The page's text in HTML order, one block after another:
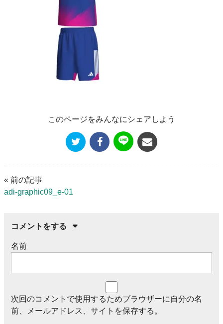
このページをみんなにシェアしよう
« 前の記事
adi-graphic09_e-01
コメントをする
名前
次回のコメントで使用するためブラウザーに自分の名
前、メールアドレス、サイトを保存する。